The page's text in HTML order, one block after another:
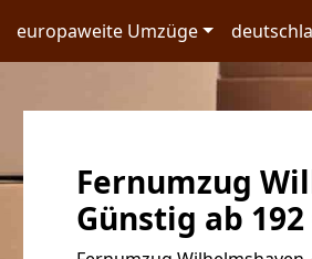
europaweite Umzüge
Fernumzug
Günstig ab